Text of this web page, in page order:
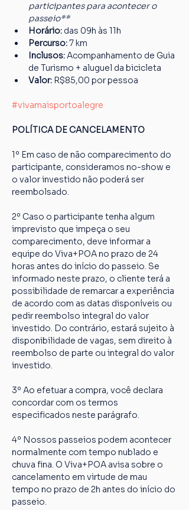
participantes para acontecer o
passeio**
Horário: das 09h às 11h
Percurso: 7 km
Inclusos: Acompanhamento de Guia
de Turismo + aluguel da bicicleta
Valor: R$85,00 por pessoa
#vivamaisportoalegre
POLÍTICA DE CANCELAMENTO
1º Em caso de não comparecimento do
participante, consideramos no-show e
o valor investido não poderá ser
reembolsado.
2º Caso o participante tenha algum
imprevisto que impeça o seu
comparecimento, deve informar a
equipe do Viva+POA no prazo de 24
horas antes do início do passeio. Se
informado neste prazo, o cliente terá a
possibilidade de remarcar a experiência
de acordo com as datas disponíveis ou
pedir reembolso integral do valor
investido. Do contrário, estará sujeito à
disponibilidade de vagas, sem direito à
reembolso de parte ou integral do valor
investido.
3º Ao efetuar a compra, você declara
concordar com os termos
especificados neste parágrafo.
4º Nossos passeios podem acontecer
normalmente com tempo nublado e
chuva fina. O Viva+POA avisa sobre o
cancelamento em virtude de mau
tempo no prazo de 2h antes do início do
passeio.